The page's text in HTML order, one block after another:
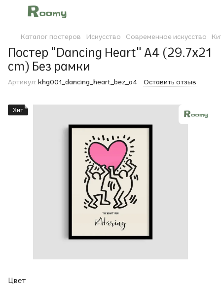
Каталог постеров Искусство Современное искусство
Постер "Dancing Heart" A4 (29.7x21
cm) Без рамки
Артикул: khg001_dancing_heart_bez_a4 Оставить отзыв
Хит
Цвет